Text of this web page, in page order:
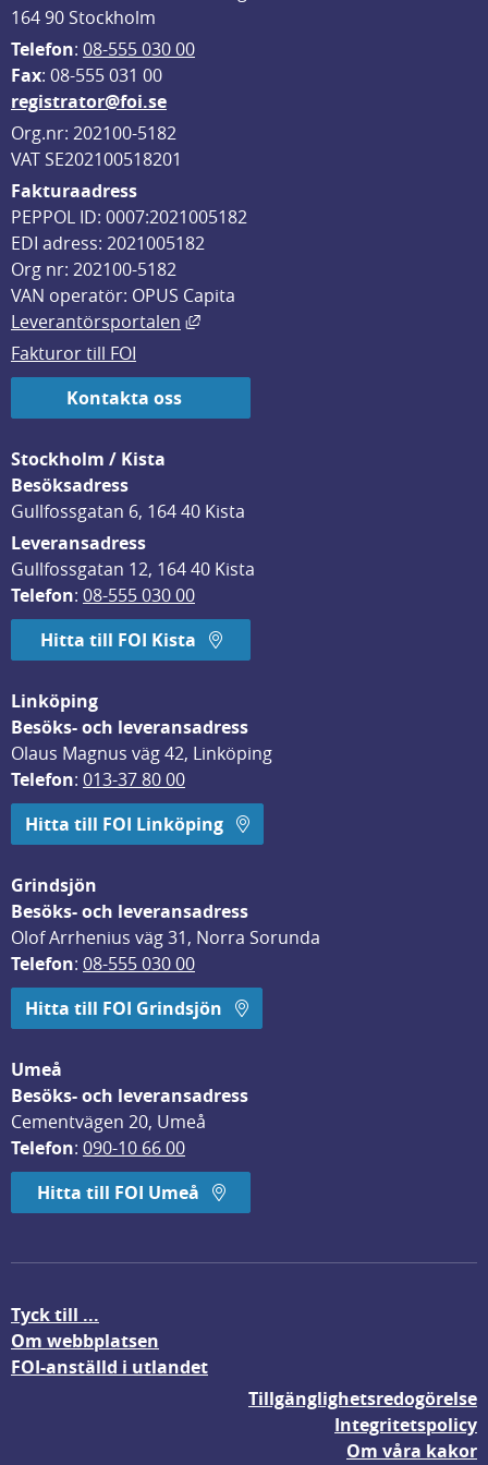
164 90 Stockholm
Telefon: 08-555 030 00
Fax: 08-555 031 00
registrator@foi.se
Org.nr: 202100-5182
VAT SE202100518201
Fakturaadress
PEPPOL ID: 0007:2021005182
EDI adress: 2021005182
Org nr: 202100-5182
VAN operatör: OPUS Capita
Leverantörsportalen
Länk till annan webbplats, öppnas
Fakturor till FOI
Kontakta oss
Stockholm / Kista
Besöksadress
Gullfossgatan 6, 164 40 Kista
Leveransadress
Gullfossgatan 12, 164 40 Kista
Telefon: 08-555 030 00
Hitta till FOI Kista
Linköping
Besöks- och leveransadress
Olaus Magnus väg 42, Linköping
Telefon: 013-37 80 00
Hitta till FOI Linköping
Grindsjön
Besöks- och leveransadress
Olof Arrhenius väg 31, Norra Sorunda
Telefon: 08-555 030 00
Hitta till FOI Grindsjön
Umeå
Besöks- och leveransadress
Cementvägen 20, Umeå
Telefon: 090-10 66 00
Hitta till FOI Umeå
Tyck till ...
Om webbplatsen
FOI-anställd i utlandet
Tillgänglighetsredogörelse
Integritetspolicy
Om våra kakor